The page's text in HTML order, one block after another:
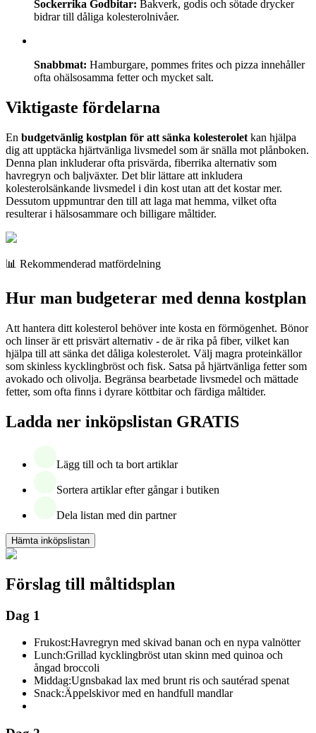
Sockerrika Godbitar: Bakverk, godis och sötade drycker
bidrar till dåliga kolesterolnivåer.
Snabbmat: Hamburgare, pommes frites och pizza innehåller
ofta ohälsosamma fetter och mycket salt.
Viktigaste fördelarna
En budgetvänlig kostplan för att sänka kolesterolet kan hjälpa
dig att upptäcka hjärtvänliga livsmedel som är snälla mot plånboken.
Denna plan inkluderar ofta prisvärda, fiberrika alternativ som
havregryn och baljväxter. Det blir lättare att inkludera
kolesterolsänkande livsmedel i din kost utan att det kostar mer.
Dessutom uppmuntrar den till att laga mat hemma, vilket ofta
resulterar i hälsosammare och billigare måltider.
📊 Rekommenderad matfördelning
Hur man budgeterar med denna kostplan
Att hantera ditt kolesterol behöver inte kosta en förmögenhet. Bönor
och linser är ett prisvärt alternativ - de är rika på fiber, vilket kan
hjälpa till att sänka det dåliga kolesterolet. Välj magra proteinkällor
som skinless kycklingbröst och fisk. Satsa på hjärtvänliga fetter som
avokado och olivolja. Begränsa bearbetade livsmedel och mättade
fetter, som ofta finns i dyrare köttbitar och färdiga måltider.
Ladda ner inköpslistan GRATIS
Lägg till och ta bort artiklar
Sortera artiklar efter gångar i butiken
Dela listan med din partner
Hämta inköpslistan
Förslag till måltidsplan
Dag 1
Frukost:Havregryn med skivad banan och en nypa valnötter
Lunch:Grillad kycklingbröst utan skinn med quinoa och
ångad broccoli
Middag:Ugnsbakad lax med brunt ris och sautérad spenat
Snack:Äppelskivor med en handfull mandlar